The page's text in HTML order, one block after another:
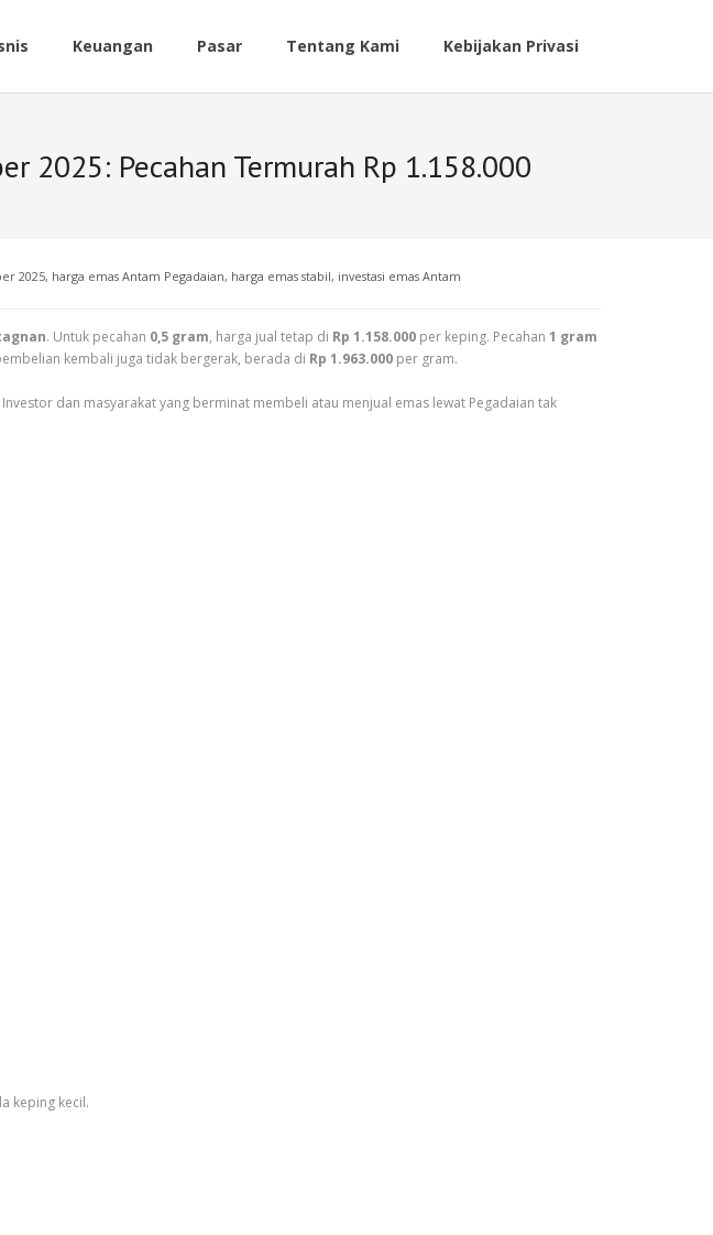
Keuangan Pasar Tentang Kami Kebijakan Privasi
2025: Pecahan Termurah Rp 1.158.000
2025, harga emas Antam Pegadaian, harga emas stabil, investasi emas Antam
. Untuk pecahan 0,5 gram, harga jual tetap di Rp 1.158.000 per keping. Pecahan 1 gram
kembali juga tidak bergerak, berada di Rp 1.963.000 per gram.
dan masyarakat yang berminat membeli atau menjual emas lewat Pegadaian tak
keping kecil.